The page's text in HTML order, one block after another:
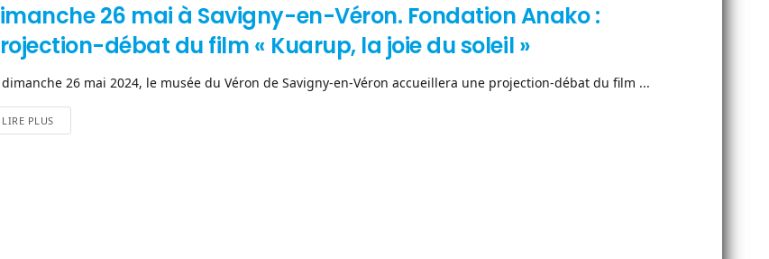
26 mai à Savigny-en-Véron. Fondation Anako :
débat du film « Kuarup, la joie du soleil »
dimanche 26 mai 2024, le musée du Véron de Savigny-en-Véron accueillera une projection-débat du film ...
LIRE PLUS